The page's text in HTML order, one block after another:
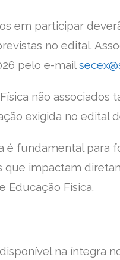
em participar
no edital.
pelo e-mail
não
exigida no edital
é fundamental para
que impactam
Educação Física.
na íntegra